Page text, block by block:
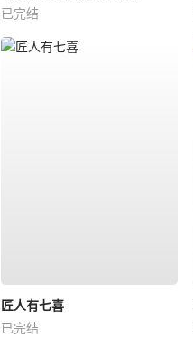
已完结
匠人有七喜
已完结